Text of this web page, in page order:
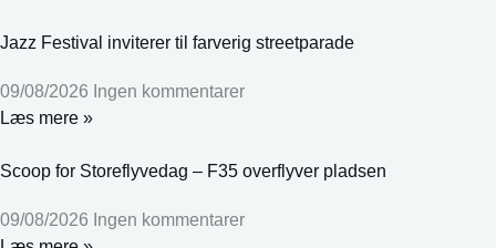
Jazz Festival inviterer til farverig streetparade
09/08/2026 Ingen kommentarer
Læs mere »
Scoop for Storeflyvedag – F35 overflyver pladsen
09/08/2026 Ingen kommentarer